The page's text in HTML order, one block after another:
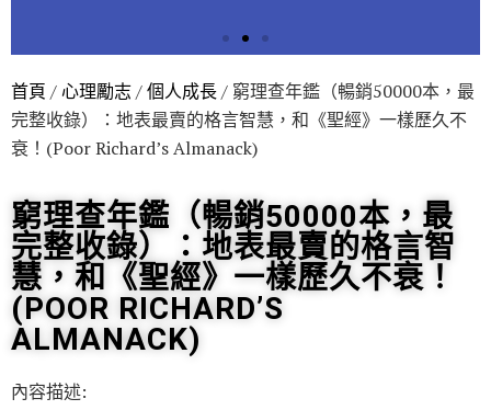
首頁 /心理勵志/個人成長/ 窮理查年鑑（暢銷50000本，最
完整收錄）：地表最賣的格言智慧，和《聖經》一樣歷久不
衰！(Poor Richard’s Almanack)
窮理查年鑑（暢銷50000本，最
完整收錄）：地表最賣的格言智
慧，和《聖經》一樣歷久不衰！
(POOR RICHARD’S
ALMANACK)
內容描述: